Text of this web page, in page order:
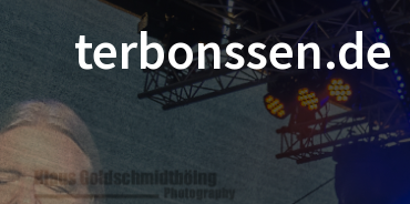
terbonssen.de